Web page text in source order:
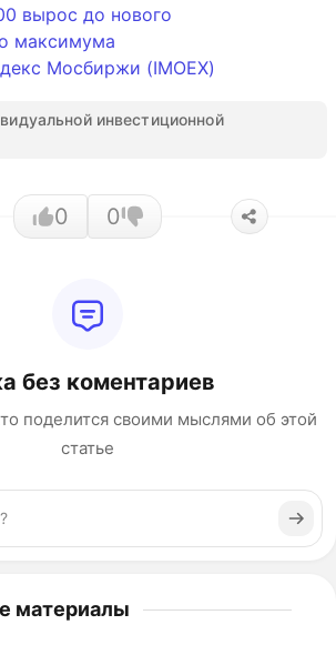
вырос до нового
максимума
Мосбиржи (IMOEX)
инвестиционной
0 0
без коментариев
поделится своими мыслями об этой
статье
материалы